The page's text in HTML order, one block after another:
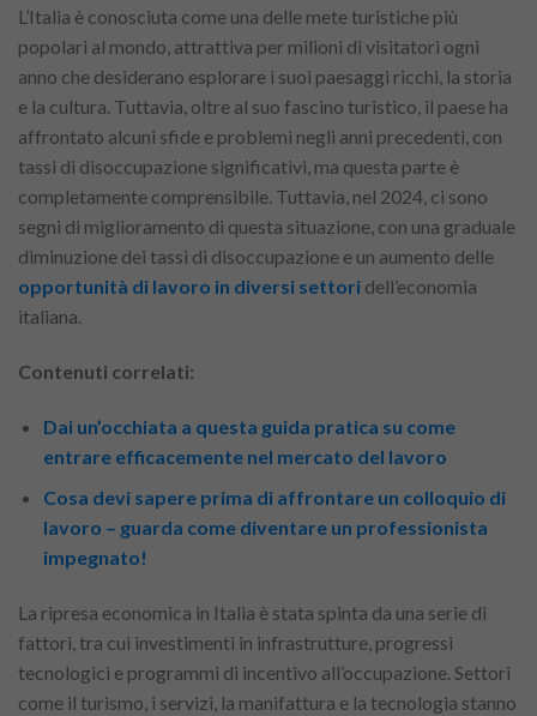
L’Italia è conosciuta come una delle mete turistiche più
popolari al mondo, attrattiva per milioni di visitatori ogni
anno che desiderano esplorare i suoi paesaggi ricchi, la storia
e la cultura. Tuttavia, oltre al suo fascino turistico, il paese ha
affrontato alcuni sfide e problemi negli anni precedenti, con
tassi di disoccupazione significativi, ma questa parte è
completamente comprensibile. Tuttavia, nel 2024, ci sono
segni di miglioramento di questa situazione, con una graduale
diminuzione dei tassi di disoccupazione e un aumento delle
opportunità di lavoro in diversi settori dell’economia
italiana.
Contenuti correlati:
Dai un’occhiata a questa guida pratica su come
entrare efficacemente nel mercato del lavoro
Cosa devi sapere prima di affrontare un colloquio di
lavoro – guarda come diventare un professionista
impegnato!
La ripresa economica in Italia è stata spinta da una serie di
fattori, tra cui investimenti in infrastrutture, progressi
tecnologici e programmi di incentivo all’occupazione. Settori
come il turismo, i servizi, la manifattura e la tecnologia stanno